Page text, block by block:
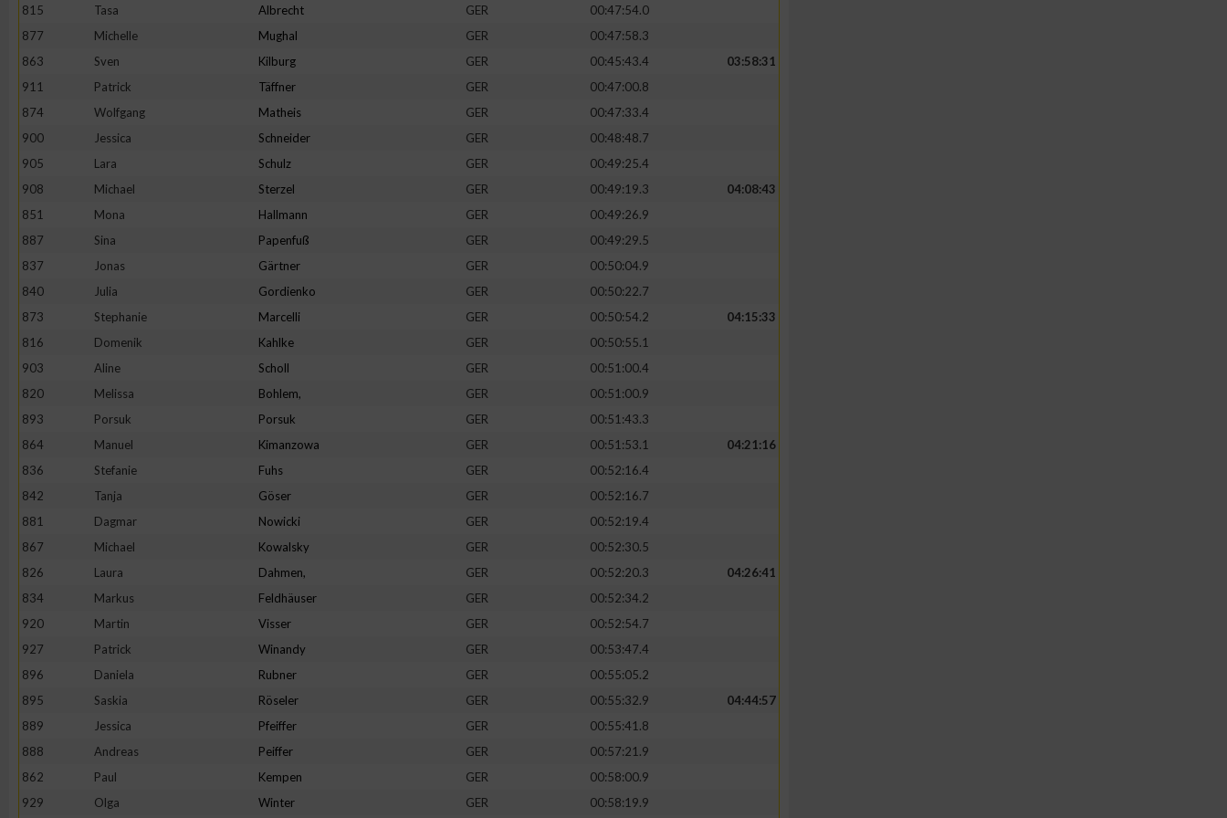
815
Tasa Albrecht GER
00:47:54.0
877
Michelle Mughal GER
00:47:58.3
863
Sven Kilburg GER 00:45:43.4
03:58:31
911
Patrick Täffner GER
00:47:00.8
874
Wolfgang Matheis GER
00:47:33.4
900
Jessica Schneider GER
00:48:48.7
905
Lara Schulz GER
00:49:25.4
908
Michael Sterzel GER 00:49:19.3
04:08:43
851
Mona Hallmann GER
00:49:26.9
887
Sina Papenfuß GER
00:49:29.5
837
Jonas Gärtner GER
00:50:04.9
840
Julia Gordienko GER
00:50:22.7
873
Stephanie Marcelli GER 00:50:54.2
04:15:33
816
Domenik Kahlke GER
00:50:55.1
903
Aline Scholl GER
00:51:00.4
820
Melissa Bohlem, GER
00:51:00.9
893
Porsuk Porsuk GER
00:51:43.3
864
Manuel Kimanzowa GER 00:51:53.1
04:21:16
836
Stefanie Fuhs GER
00:52:16.4
842
Tanja Göser GER
00:52:16.7
881
Dagmar Nowicki GER
00:52:19.4
867
Michael Kowalsky GER
00:52:30.5
826
Laura Dahmen, GER 00:52:20.3
04:26:41
834
Markus Feldhäuser GER
00:52:34.2
920
Martin Visser GER
00:52:54.7
927
Patrick Winandy GER
00:53:47.4
896
Daniela Rubner GER
00:55:05.2
895
Saskia Röseler GER 00:55:32.9
04:44:57
889
Jessica Pfeiffer GER
00:55:41.8
888
Andreas Peiffer GER
00:57:21.9
862
Paul Kempen GER
00:58:00.9
929
Olga Winter GER 00:58:19.9
Erstellung von Profilen zur Personalisierung von Inhalten
Verwendung von Profilen zur Auswahl personalisierter Inhalte
verschiedenen Quellen
Entwicklung und Verbesserung der Angebote
Verwendung reduzierter Daten zur Auswahl von Inhalten
IAB-Besonderheiten:
Verwendung genauer Standortdaten
Nicht-IAB-Verarbeitungszwecke:
Performance
Funktional
Werbung